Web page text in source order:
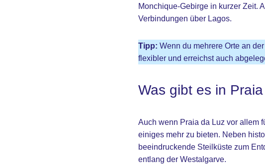
Monchique-Gebirge in kurzer Zeit.
Verbindungen über Lagos.
Tipp: Wenn du mehrere Orte an
flexibler und erreichst auch
Was gibt es in
Auch wenn Praia da Luz vor allem
einiges mehr zu bieten. Neben
beeindruckende Steilküste zum
entlang der Westalgarve.